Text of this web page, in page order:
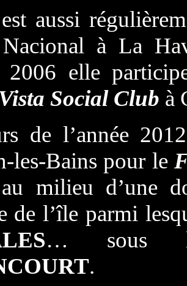
est aussi
à La
2006 elle
Social Club à
de l’année
les-Bains pour le
milieu d’une
de l’île parmi
… sous
.